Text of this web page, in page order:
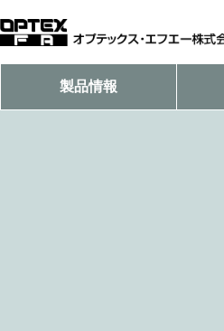
製品情報